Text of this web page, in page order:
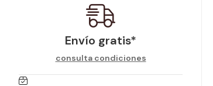
Envío gratis*
consulta condiciones